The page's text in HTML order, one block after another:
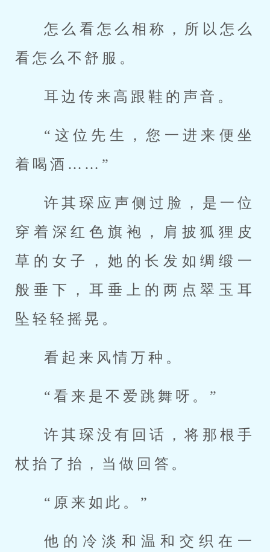
怎么看怎么相称，所以怎么
看怎么不舒服。
耳边传来高跟鞋的声音。
“这位先生，您一进来便坐
着喝酒……”
许其琛应声侧过脸，是一位
穿着深红色旗袍，肩披狐狸皮
草的女子，她的长发如绸缎一
般垂下，耳垂上的两点翠玉耳
坠轻轻摇晃。
看起来风情万种。
“看来是不爱跳舞呀。”
许其琛没有回话，将那根手
杖抬了抬，当做回答。
“原来如此。”
他的冷淡和温和交织在一